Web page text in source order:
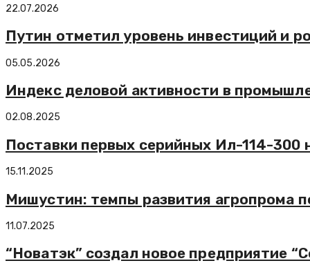
22.07.2026
Путин отметил уровень инвестиций и
05.05.2026
Индекс деловой активности в
02.08.2025
Поставки первых серийных Ил-114-300
15.11.2025
Мишустин: темпы развития агропрома
11.07.2025
“Новатэк” создал новое предприятие